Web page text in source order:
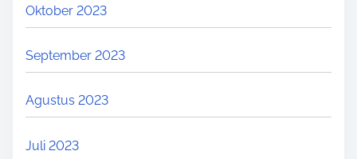
Oktober 2023
September 2023
Agustus 2023
Juli 2023